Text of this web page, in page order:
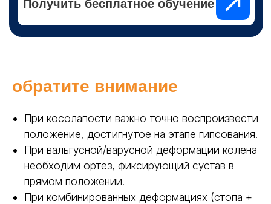
обратите внимание
При косолапости важно точно воспроизвести
положение, достигнутое на этапе гипсования.
При вальгусной/варусной деформации колена
необходим ортез, фиксирующий сустав в
прямом положении.
При комбинированных деформациях (стопа +